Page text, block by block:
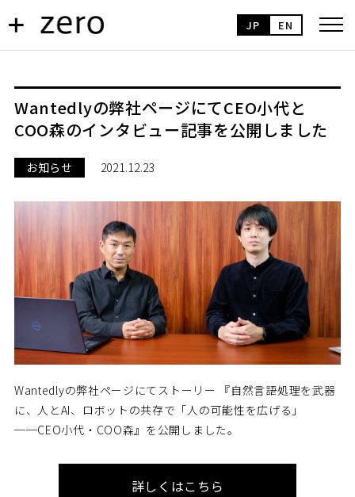
JP EN
Wantedlyの弊社ページにてCEO小代と
COO森のインタビュー記事を公開しました
お知らせ 2021.12.23
Wantedlyの弊社ページにてストーリー 『自然言語処理を武器
に、人とAI、ロボットの共存で「人の可能性を広げる」
──CEO小代・COO森』を公開しました。
詳しくはこちら